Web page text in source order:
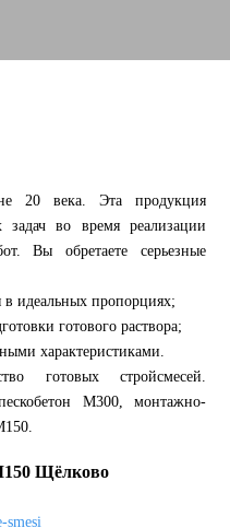
20 века. Эта продукция
задач во время реализации
Вы обретаете серьезные
идеальных пропорциях;
готового раствора;
характеристиками.
готовых стройсмесей.
М300, монтажно-
Щёлково